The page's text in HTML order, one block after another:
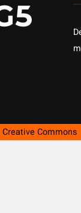
Creative Commons